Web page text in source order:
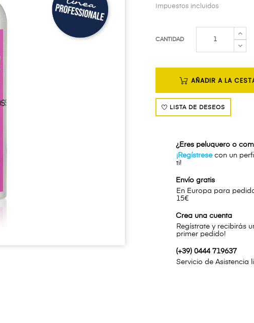
Impuestos incluidos
CANTIDAD
AÑADIR A LA
LISTA DE DESEOS
¿Eres peluquero o
¡Regístresecon un
ti!
Envío gratis
En Europa para
15€
Crea una cuenta
Regístrate y recibirás
primer pedido!
(+39) 0444 719637
Servicio de Asistencia